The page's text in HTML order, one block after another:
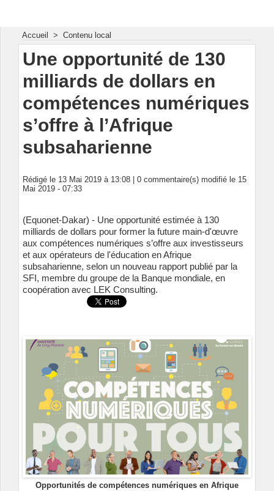
Accueil > Contenu local
Une opportunité de 130
milliards de dollars en
compétences numériques
s’offre à l’Afrique
subsaharienne
Rédigé le 13 Mai 2019 à 13:08 | 0 commentaire(s) modifié le 15
Mai 2019 - 07:33
(Equonet-Dakar) - Une opportunité estimée à 130
milliards de dollars pour former la future main-d'œuvre
aux compétences numériques s’offre aux investisseurs
et aux opérateurs de l'éducation en Afrique
subsaharienne, selon un nouveau rapport publié par la
SFI, membre du groupe de la Banque mondiale, en
coopération avec LEK Consulting.
Opportunités de compétences numériques en Afrique